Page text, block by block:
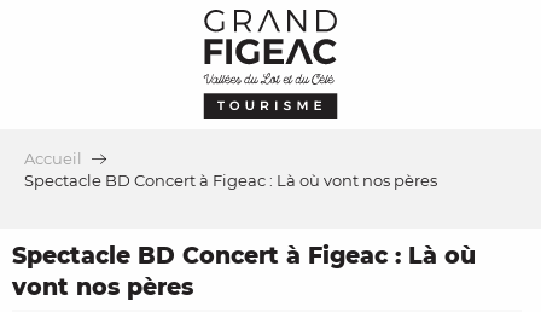
Accueil
Spectacle BD Concert à Figeac : Là où vont nos pères
Spectacle BD Concert à Figeac : Là où
vont nos pères